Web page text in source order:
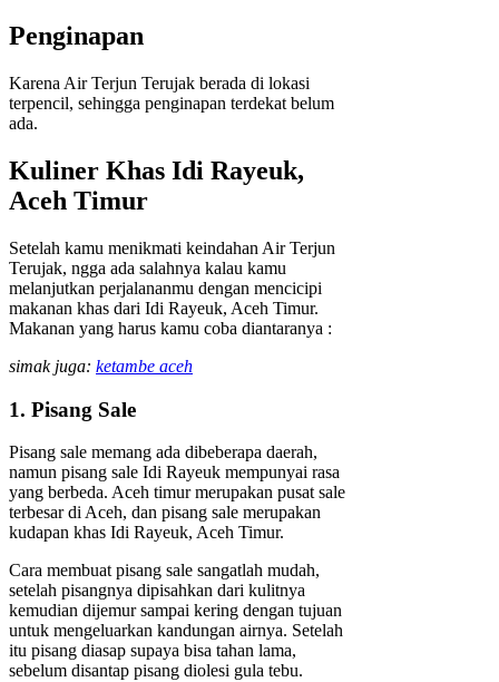
Penginapan
Karena Air Terjun Terujak berada di lokasi
terpencil, sehingga penginapan terdekat belum
ada.
Kuliner Khas Idi Rayeuk,
Aceh Timur
Setelah kamu menikmati keindahan Air Terjun
Terujak, ngga ada salahnya kalau kamu
melanjutkan perjalananmu dengan mencicipi
makanan khas dari Idi Rayeuk, Aceh Timur.
Makanan yang harus kamu coba diantaranya :
simak juga: ketambe aceh
1. Pisang Sale
Pisang sale memang ada dibeberapa daerah,
namun pisang sale Idi Rayeuk mempunyai rasa
yang berbeda. Aceh timur merupakan pusat sale
terbesar di Aceh, dan pisang sale merupakan
kudapan khas Idi Rayeuk, Aceh Timur.
Cara membuat pisang sale sangatlah mudah,
setelah pisangnya dipisahkan dari kulitnya
kemudian dijemur sampai kering dengan tujuan
untuk mengeluarkan kandungan airnya. Setelah
itu pisang diasap supaya bisa tahan lama,
sebelum disantap pisang diolesi gula tebu.